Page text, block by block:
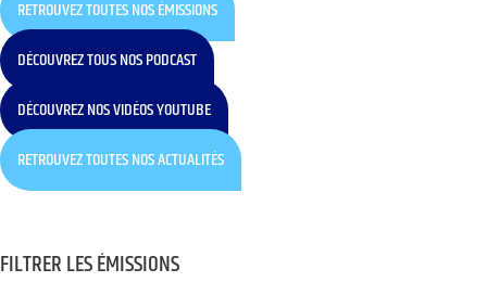
RETROUVEZ TOUTES NOS ÉMISSIONS
DÉCOUVREZ TOUS NOS PODCAST
DÉCOUVREZ NOS VIDÉOS YOUTUBE
RETROUVEZ TOUTES NOS ACTUALITÉS
FILTRER LES ÉMISSIONS